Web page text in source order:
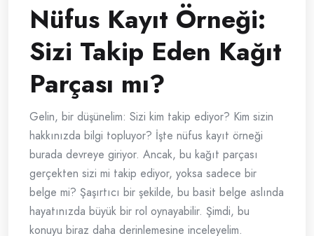
Nüfus Kayıt Örneği:
Sizi Takip Eden Kağıt
Parçası mı?
Gelin, bir düşünelim: Sizi kim takip ediyor? Kim sizin
hakkınızda bilgi topluyor? İşte nüfus kayıt örneği
burada devreye giriyor. Ancak, bu kağıt parçası
gerçekten sizi mi takip ediyor, yoksa sadece bir
belge mi? Şaşırtıcı bir şekilde, bu basit belge aslında
hayatınızda büyük bir rol oynayabilir. Şimdi, bu
konuyu biraz daha derinlemesine inceleyelim.